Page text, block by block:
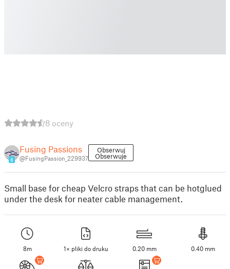
8 oceny
8
Fusing Passions
@FusingPassion_229937
Obserwuj
Obserwuje
Small base for cheap Velcro straps that can be hotglued
under the desk for neater cable management.
8m 1× pliki do druku 0.20 mm 0.40 mm